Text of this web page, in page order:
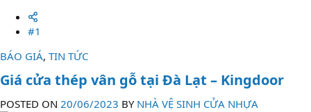
#1
BÁO GIÁ, TIN TỨC
Giá cửa thép vân gỗ tại Đà Lạt – Kingdoor
POSTED ON 20/06/2023 BY NHÀ VỆ SINH CỬA NHỰA